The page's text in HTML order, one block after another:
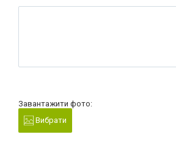
Завантажити фото:
Вибрати